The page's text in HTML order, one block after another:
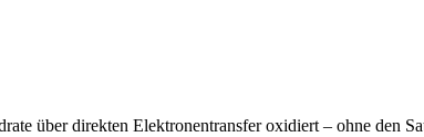
über direkten Elektronentransfer oxidiert – ohne den